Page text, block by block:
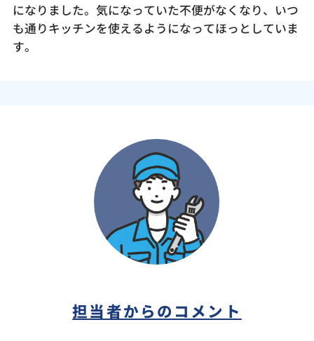
になりました。気になっていた不便がなくなり、いつ
も通りキッチンを使えるようになってほっとしていま
す。
担当者からのコメント